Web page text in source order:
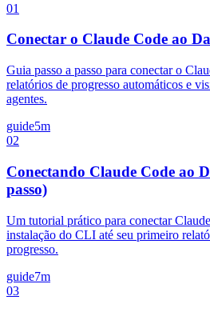
01
Conectar o Claude Code ao
Guia passo a passo para conectar o
relatórios de progresso automáticos e
agentes.
guide5m
02
Conectando Claude Code ao
passo)
Um tutorial prático para conectar
instalação do CLI até seu primeiro
progresso.
guide7m
03